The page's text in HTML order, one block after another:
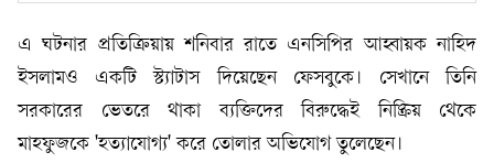
এ ঘটনার প্রতিক্রিয়ায় শনিবার রাতে এনসিপির আহ্বায়ক নাহিদ
ইসলামও একটি স্ট্যাটাস দিয়েছেন ফেসবুকে। সেখানে তিনি
সরকারের ভেতরে থাকা ব্যক্তিদের বিরুদ্ধেই নিষ্ক্রিয় থেকে
মাহফুজকে 'হত্যাযোগ্য' করে তোলার অভিযোগ তুলেছেন।